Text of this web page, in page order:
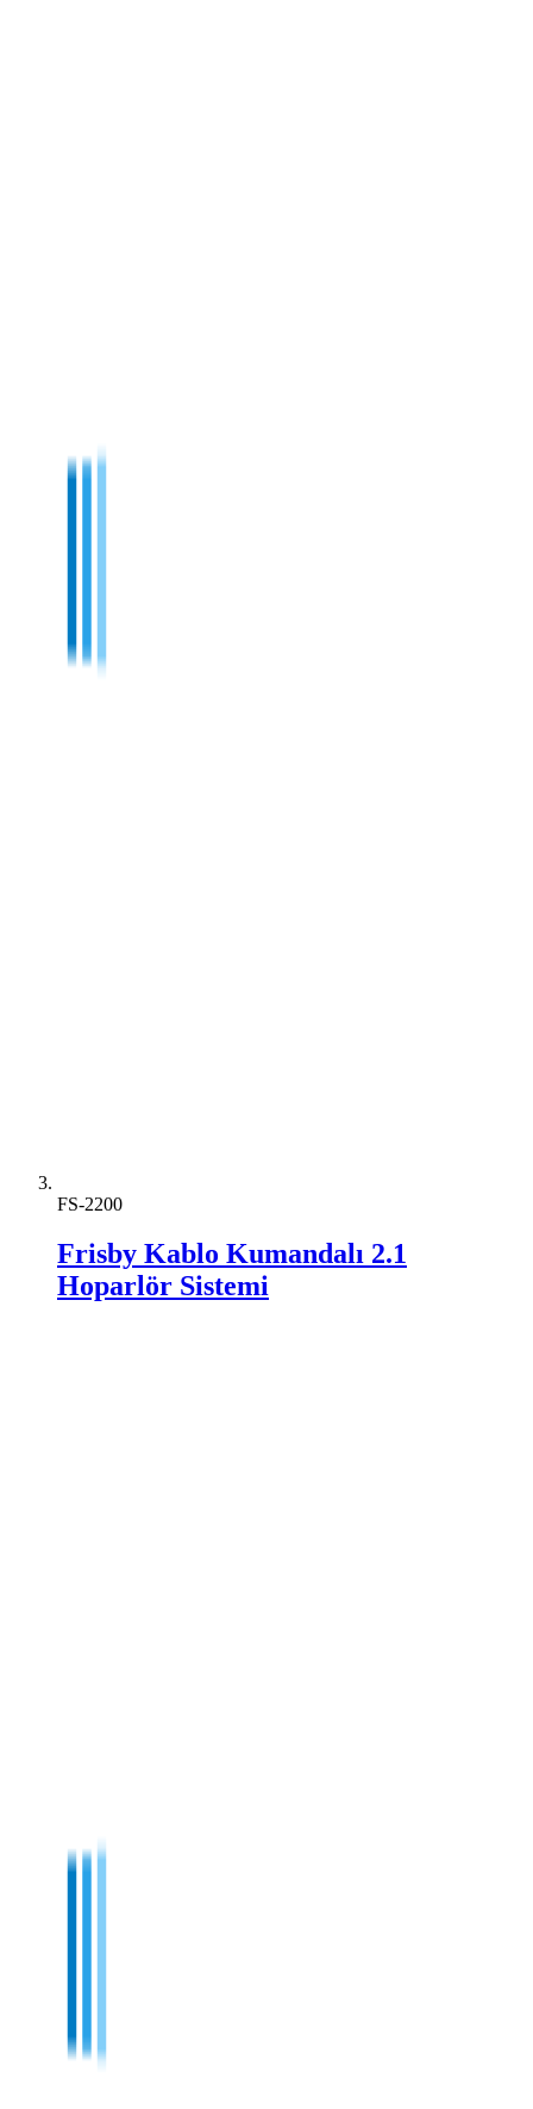
FS-2200
Frisby Kablo Kumandalı 2.1
Hoparlör Sistemi